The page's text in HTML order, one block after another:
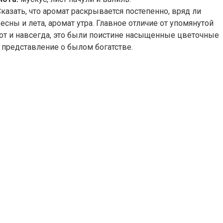
что аромат раскрывается постепенно, вряд ли
и лета, аромат утра. Главное отличие от упомянутой
и навсегда, это были поистине насыщенные цветочные
о былом богатстве.